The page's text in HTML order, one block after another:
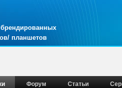
планшетов
Форум Статьи